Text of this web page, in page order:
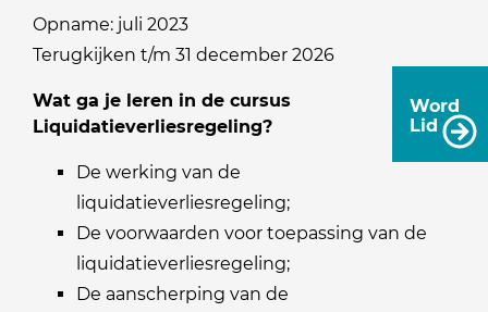
Word
Lid
Opname: juli 2023
Terugkijken t/m 31 december 2026
Wat ga je leren in de cursus
Liquidatieverliesregeling?
De werking van de
liquidatieverliesregeling;
De voorwaarden voor toepassing van de
liquidatieverliesregeling;
De aanscherping van de